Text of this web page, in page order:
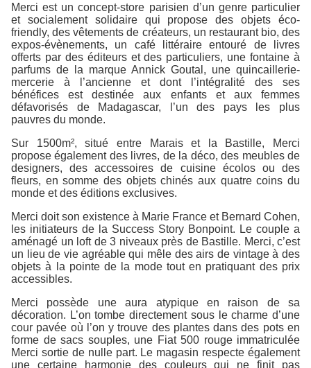
Merci est un concept-store parisien d’un genre particulier
et socialement solidaire qui propose des objets éco-
friendly, des vêtements de créateurs, un restaurant bio, des
expos-évènements, un café littéraire entouré de livres
offerts par des éditeurs et des particuliers, une fontaine à
parfums de la marque Annick Goutal, une quincaillerie-
mercerie à l’ancienne et dont l’intégralité des ses
bénéfices est destinée aux enfants et aux femmes
défavorisés de Madagascar, l’un des pays les plus
pauvres du monde.
Sur 1500m², situé entre Marais et la Bastille, Merci
propose également des livres, de la déco, des meubles de
designers, des accessoires de cuisine écolos ou des
fleurs, en somme des objets chinés aux quatre coins du
monde et des éditions exclusives.
Merci doit son existence à Marie France et Bernard Cohen,
les initiateurs de la Success Story Bonpoint. Le couple a
aménagé un loft de 3 niveaux près de Bastille. Merci, c’est
un lieu de vie agréable qui mêle des airs de vintage à des
objets à la pointe de la mode tout en pratiquant des prix
accessibles.
Merci possède une aura atypique en raison de sa
décoration. L’on tombe directement sous le charme d’une
cour pavée où l’on y trouve des plantes dans des pots en
forme de sacs souples, une Fiat 500 rouge immatriculée
Merci sortie de nulle part. Le magasin respecte également
une certaine harmonie des couleurs qui ne finit pas